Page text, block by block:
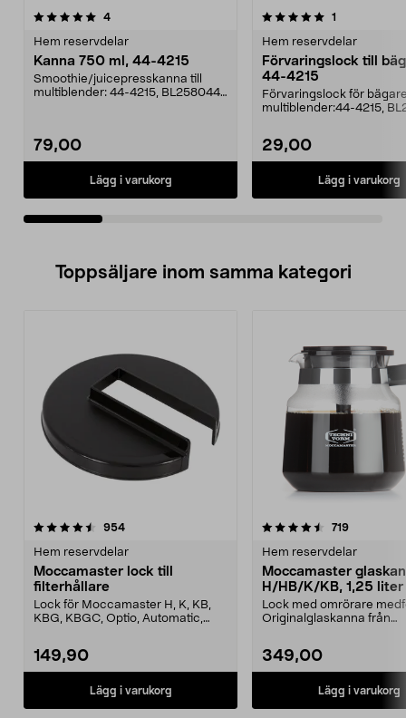
4recensioner
Hem reservdelar
Kanna 750 ml, 44-4215
Smoothie/juicepresskanna till
multiblender: 44-4215, BL258044-
79,00
Lägg i varukorg
5.0av 5 stjärnor 1
Hem reservdelar
Förvaringslock till
44-4215
Förvaringslock för
multiblender:44-4215,
29,00
Lägg i varukorg
4.5av 5 stjärnor
Toppsäljare inom samma kategori
954recensioner
Hem reservdelar
Moccamaster lock till
filterhållare
Lock för Moccamaster H, K, KB,
KBG, KBGC, Optio, Automatic,
149,90
Lägg i varukorg
4.5 av 5 stjärnor 719
Hem reservdelar
Moccamaster
H/HB/K/KB, 1,25 liter
Lock med omrörare
Originalglaskanna från
349,00
Lägg i varukorg
4.5 av 5 stjärnor